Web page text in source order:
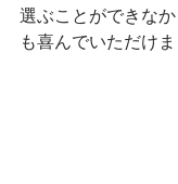
選ぶことができな
も喜んでいただけま